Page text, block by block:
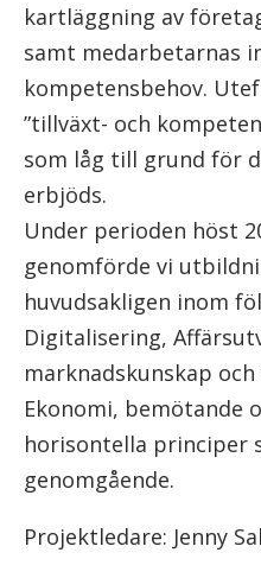
kartläggning av
samt medarbetarnas
kompetensbehov.
”tillväxt- och
som låg till grund för
erbjöds.
Under perioden höst
genomförde vi
huvudsakligen inom
Digitalisering,
marknadskunskap
Ekonomi, bemötande
horisontella principer
genomgående.
Projektledare: Jenny